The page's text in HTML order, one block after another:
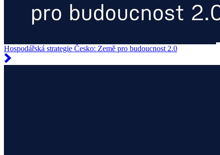
Hospodářská strategie Česko: Země pro budoucnost 2.0